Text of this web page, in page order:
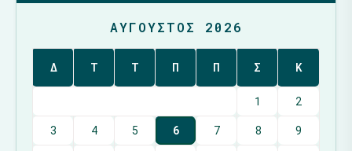
ΑΎΓΟΥΣΤΟΣ 2026
Δ Τ Τ Π Π Σ Κ
1
2
3
4 5 6 7 8
9